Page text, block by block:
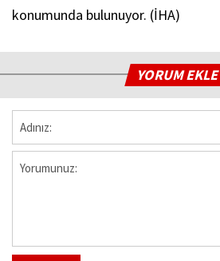
konumunda bulunuyor. (İHA)
YORUM EKLE